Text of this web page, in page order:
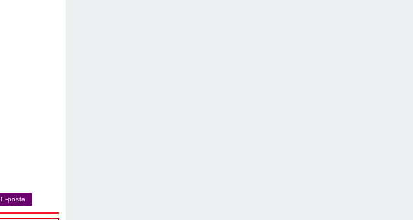
E-posta